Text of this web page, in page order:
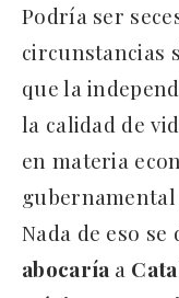
Podría ser
circunstancias
que la
la calidad de
en materia
Nada de eso se
abocaría a